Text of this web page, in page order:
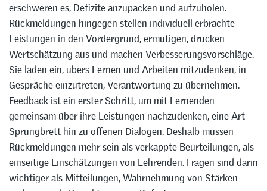
erschweren es, Defizite anzupacken und aufzuholen.
Rückmeldungen hingegen stellen individuell erbrachte
Leistungen in den Vordergrund, ermutigen, drücken
Wertschätzung aus und machen Verbesserungsvorschläge.
Sie laden ein, übers Lernen und Arbeiten mitzudenken, in
Gespräche einzutreten, Verantwortung zu übernehmen.
Feedback ist ein erster Schritt, um mit Lernenden
gemeinsam über ihre Leistungen nachzudenken, eine Art
Sprungbrett hin zu offenen Dialogen. Deshalb müssen
Rückmeldungen mehr sein als verkappte Beurteilungen, als
einseitige Einschätzungen von Lehrenden. Fragen sind darin
wichtiger als Mitteilungen, Wahrnehmung von Stärken